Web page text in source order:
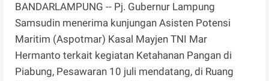
BANDARLAMPUNG -- Pj. Gubernur Lampung
Samsudin menerima kunjungan Asisten Potensi
Maritim (Aspotmar) Kasal Mayjen TNI Mar
Hermanto terkait kegiatan Ketahanan Pangan di
Piabung, Pesawaran 10 juli mendatang, di Ruang